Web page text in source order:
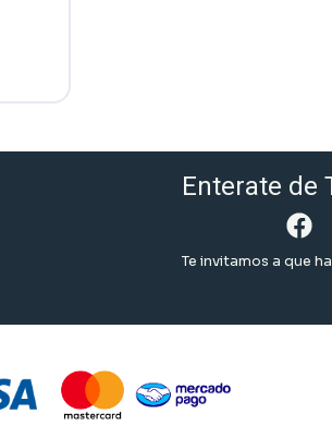
Enterate de
Te invitamos a que